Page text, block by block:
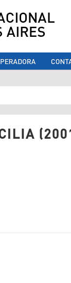
AIRES